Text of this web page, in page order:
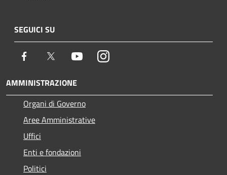
SEGUICI SU
Facebook Twitter YoutubeInstagram
AMMINISTRAZIONE
Organi di Governo
Aree Amministrative
Uffici
Enti e fondazioni
Politici